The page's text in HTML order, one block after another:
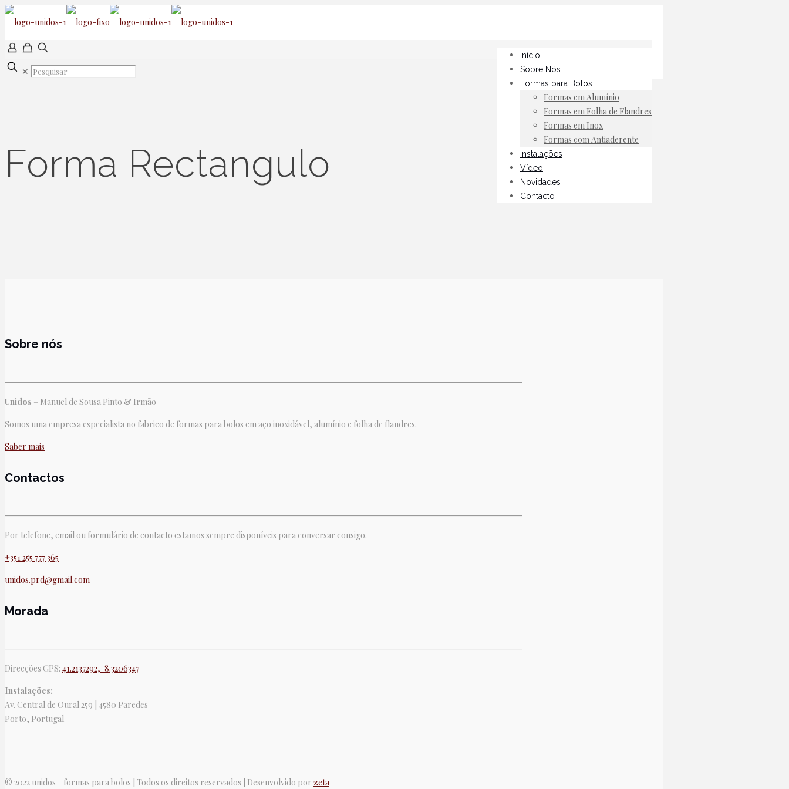
Início
Sobre Nós
Formas para Bolos
Formas em Alumínio
Formas em Folha de Flandres
Formas em Inox
Formas com Antiaderente
Instalações
Vídeo
Novidades
Contacto
✕
Forma Rectangulo
Sobre nós
Unidos – Manuel de Sousa Pinto & Irmão
Somos uma empresa especialista no fabrico de formas para bolos em aço inoxidável, alumínio e folha de flandres.
Saber mais
Contactos
Por telefone, email ou formulário de contacto estamos sempre disponíveis para conversar consigo.
+351 255 777 365
unidos.prd@gmail.com
Morada
Direcções GPS: 41.2137292,-8.3206347
Instalações:
Av. Central de Oural 259 | 4580 Paredes
Porto, Portugal
© 2022 unidos - formas para bolos | Todos os direitos reservados | Desenvolvido por zeta